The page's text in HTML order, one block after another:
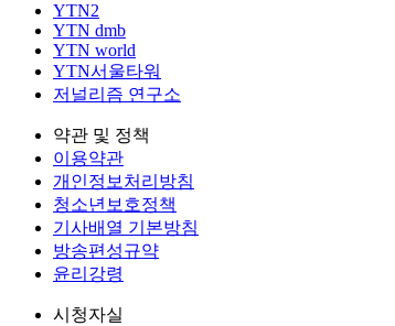
YTN2
YTN dmb
YTN world
YTN서울타워
저널리즘 연구소
약관 및 정책
이용약관
개인정보처리방침
청소년보호정책
기사배열 기본방침
방송편성규약
윤리강령
시청자실